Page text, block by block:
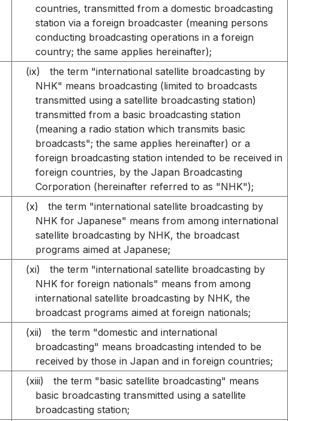
countries, transmitted from a domestic broadcasting
station via a foreign broadcaster (meaning persons
conducting broadcasting operations in a foreign
country; the same applies hereinafter);
(ix)
the term "international satellite broadcasting by
NHK" means broadcasting (limited to broadcasts
transmitted using a satellite broadcasting station)
transmitted from a basic broadcasting station
(meaning a radio station which transmits basic
broadcasts"; the same applies hereinafter) or a
foreign broadcasting station intended to be received in
foreign countries, by the Japan Broadcasting
Corporation (hereinafter referred to as "NHK");
(x)
the term "international satellite broadcasting by
NHK for Japanese" means from among international
satellite broadcasting by NHK, the broadcast
programs aimed at Japanese;
(xi)
the term "international satellite broadcasting by
NHK for foreign nationals" means from among
international satellite broadcasting by NHK, the
broadcast programs aimed at foreign nationals;
(xii)
the term "domestic and international
broadcasting" means broadcasting intended to be
received by those in Japan and in foreign countries;
(xiii)
the term "basic satellite broadcasting" means
basic broadcasting transmitted using a satellite
broadcasting station;